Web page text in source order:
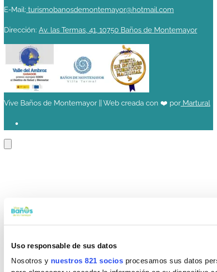
Uso responsable de sus datos
Nosotros y nuestros 821 socios procesamos sus datos
E-Mail: turismobanosdemontemayor@hotmail.com
Dirección: Av. las Termas, 41, 10750 Baños de Montemayor
Vive Baños de Montemayor || Web creada con ❤️ por Martural